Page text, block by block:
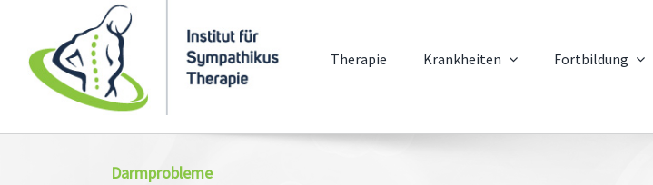
springen
Therapie Krankheiten Fortbildung
Darmprobleme